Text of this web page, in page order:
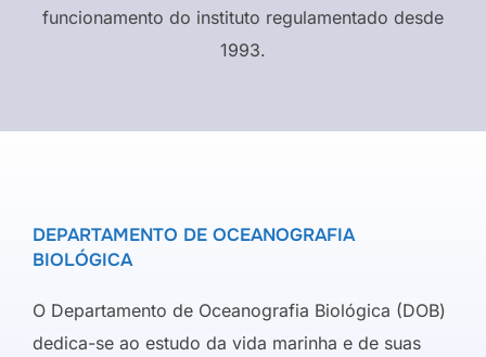
funcionamento do instituto regulamentado desde
1993.
DEPARTAMENTO DE OCEANOGRAFIA
BIOLÓGICA
O Departamento de Oceanografia Biológica (DOB)
dedica-se ao estudo da vida marinha e de suas